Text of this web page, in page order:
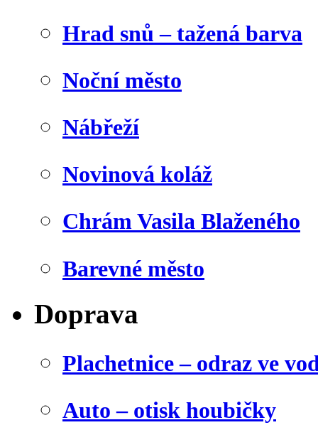
Hrad snů – tažená barva
Noční město
Nábřeží
Novinová koláž
Chrám Vasila Blaženého
Barevné město
Doprava
Plachetnice – odraz ve
Auto – otisk houbičky